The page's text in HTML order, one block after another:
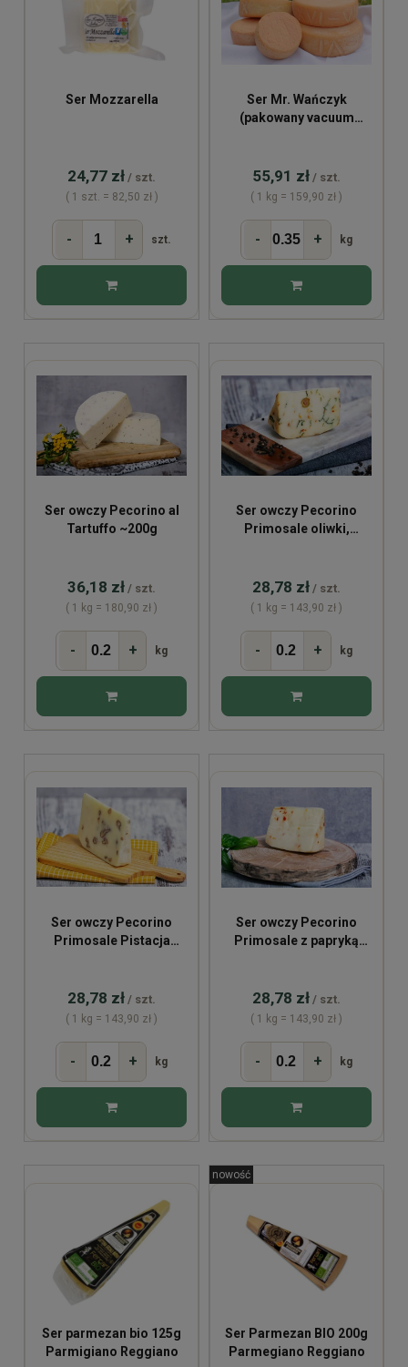
Ser Mozzarella
24,77 zł / szt.
( 1 szt. = 82,50 zł )
- + szt.
Ser Mr. Wańczyk
(pakowany vacuum
55,91 zł / szt.
( 1 kg = 159,90 zł )
- + kg
Ser owczy Pecorino al
Tartuffo ~200g
36,18 zł / szt.
( 1 kg = 180,90 zł )
- + kg
Ser owczy Pecorino
Primosale oliwki,
28,78 zł / szt.
( 1 kg = 143,90 zł )
- + kg
Ser owczy Pecorino
Primosale Pistacja
28,78 zł / szt.
( 1 kg = 143,90 zł )
- + kg
Ser owczy Pecorino
Primosale z papryką
28,78 zł / szt.
( 1 kg = 143,90 zł )
- + kg
Ser parmezan bio 125g
Parmigiano Reggiano
Ser Parmezan BIO 200g
Parmegiano Reggiano
nowość